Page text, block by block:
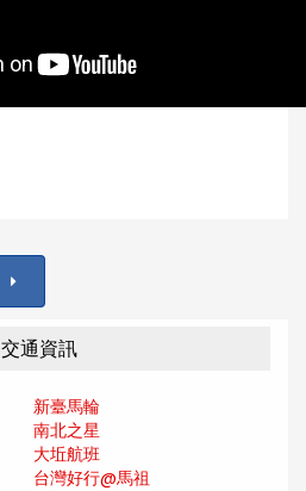
交通資訊
新臺馬輪
南北之星
大坵航班
台灣好行@馬祖